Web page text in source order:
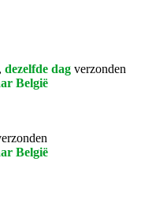
dezelfde dag verzonden
België
België